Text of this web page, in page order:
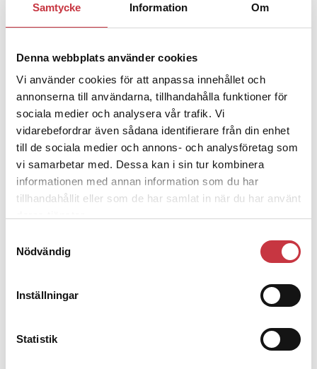
Samtycke Information Om
Denna webbplats använder cookies
Vi använder cookies för att anpassa innehållet och
annonserna till användarna, tillhandahålla funktioner för
sociala medier och analysera vår trafik. Vi
vidarebefordrar även sådana identifierare från din enhet
till de sociala medier och annons- och analysföretag som
vi samarbetar med. Dessa kan i sin tur kombinera
informationen med annan information som du har
tillhandahållit eller som de har samlat in när du har använt
Nödvändig
Inställningar
Statistik
– nu ska han lära sig grunderna
4 juni 2026
Polisregionen erkänner fel: ”Kommer
att rättas till”